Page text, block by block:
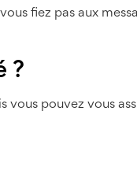
fiez pas aux
?
vous pouvez vous